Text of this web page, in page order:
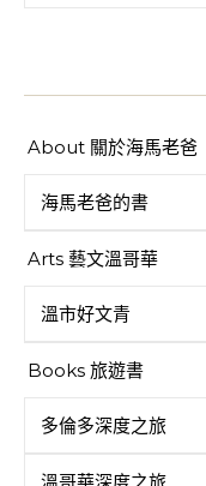
About 關於海馬老爸
海馬老爸的書
Arts 藝文溫哥華
溫市好文青
Books 旅遊書
多倫多深度之旅
溫哥華深度之旅